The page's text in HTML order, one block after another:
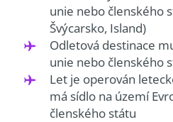
unie nebo členského
Švýcarsko, Island)
Odletová destinace
unie nebo členského
Let je operován
má sídlo na území
členského státu